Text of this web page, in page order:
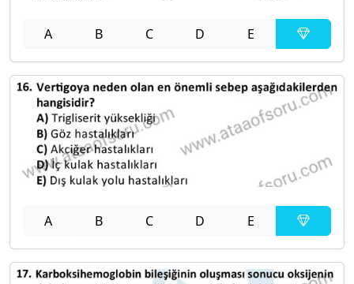
A B C D E
A B C D E